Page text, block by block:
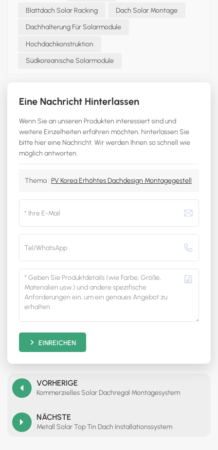
Blattdach Solar Racking Dach Solar Montage
Dachhalterung Für Solarmodule
Hochdachkonstruktion
Südkoreanische Solarmodule
Eine Nachricht Hinterlassen
Wenn Sie an unseren Produkten interessiert sind und
weitere Einzelheiten erfahren möchten, hinterlassen Sie
bitte hier eine Nachricht. Wir werden Ihnen so schnell wie
möglich antworten.
Thema : PV Korea Erhöhtes Dachdesign Montagegestell
EINREICHEN
VORHERIGE
Kommerzielles Solar Dachregal Montagesystem
NÄCHSTE
Metall Solar Top Tin Dach Installationssystem